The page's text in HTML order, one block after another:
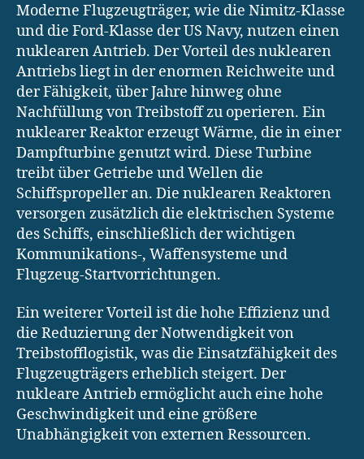
Moderne Flugzeugträger, wie die Nimitz-Klasse
und die Ford-Klasse der US Navy, nutzen einen
nuklearen Antrieb. Der Vorteil des nuklearen
Antriebs liegt in der enormen Reichweite und
der Fähigkeit, über Jahre hinweg ohne
Nachfüllung von Treibstoff zu operieren. Ein
nuklearer Reaktor erzeugt Wärme, die in einer
Dampfturbine genutzt wird. Diese Turbine
treibt über Getriebe und Wellen die
Schiffspropeller an. Die nuklearen Reaktoren
versorgen zusätzlich die elektrischen Systeme
des Schiffs, einschließlich der wichtigen
Kommunikations-, Waffensysteme und
Flugzeug-Startvorrichtungen.
Ein weiterer Vorteil ist die hohe Effizienz und
die Reduzierung der Notwendigkeit von
Treibstofflogistik, was die Einsatzfähigkeit des
Flugzeugträgers erheblich steigert. Der
nukleare Antrieb ermöglicht auch eine hohe
Geschwindigkeit und eine größere
Unabhängigkeit von externen Ressourcen.